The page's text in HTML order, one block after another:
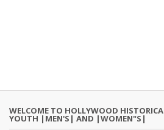
WELCOME TO HOLLYWOOD
YOUTH |MEN'S| AND |WOMEN"S|